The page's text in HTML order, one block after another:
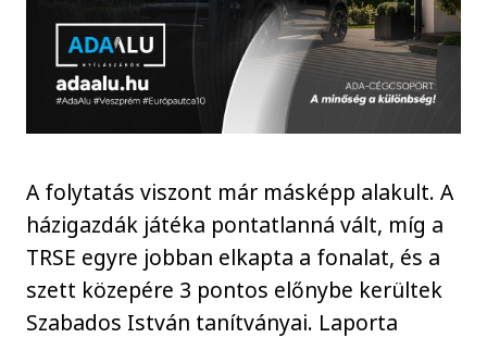
A folytatás viszont már másképp alakult. A
házigazdák játéka pontatlanná vált, míg a
TRSE egyre jobban elkapta a fonalat, és a
szett közepére 3 pontos előnybe kerültek
Szabados István tanítványai. Laporta